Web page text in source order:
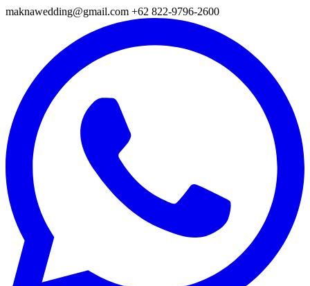
maknawedding@gmail.com +62 822-9796-2600